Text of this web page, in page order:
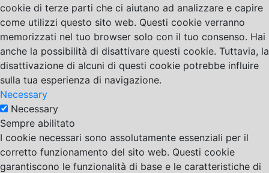
cookie di terze parti che ci aiutano ad analizzare e capire
come utilizzi questo sito web. Questi cookie verranno
memorizzati nel tuo browser solo con il tuo consenso. Hai
anche la possibilità di disattivare questi cookie. Tuttavia, la
disattivazione di alcuni di questi cookie potrebbe influire
sulla tua esperienza di navigazione.
Necessary
Necessary
Sempre abilitato
I cookie necessari sono assolutamente essenziali per il
corretto funzionamento del sito web. Questi cookie
garantiscono le funzionalità di base e le caratteristiche di